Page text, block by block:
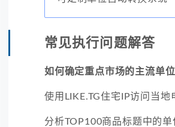
常见执行问题解答
如何确定重点市场的主流单位
使用LIKE.TG住宅IP访问当地
分析TOP100商品标题中的单